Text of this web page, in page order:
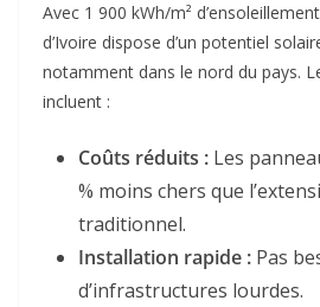
Avec 1 900 kWh/m²
d’Ivoire dispose d’un potentiel
notamment dans le nord du pays.
incluent :
Coûts réduits : Les
% moins chers que
traditionnel.
Installation rapide : Pas
d’infrastructures lourdes.